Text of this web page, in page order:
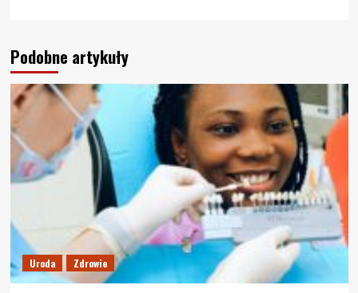
Podobne artykuły
Uroda Zdrowie